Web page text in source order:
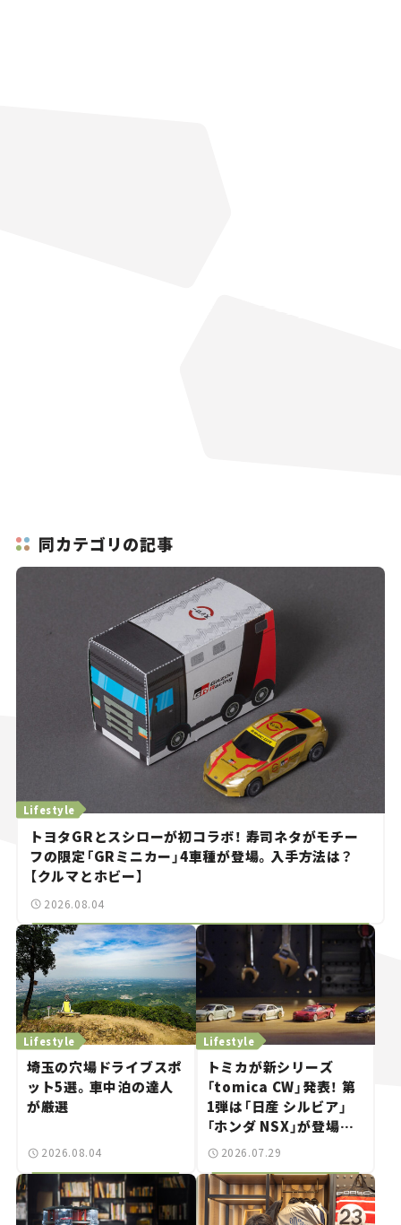
同カテゴリの記事
トヨタGRとスシローが初コラボ！ 寿司ネタがモチー
フの限定「GRミニカー」4車種が登場。入手方法は？
【クルマとホビー】
Lifestyle
2026.08.04
埼玉の穴場ドライブスポ
ット5選。車中泊の達人
が厳選
Lifestyle
2026.08.04
トミカが新シリーズ
「tomica CW」発表！ 第
1弾は「日産 シルビア」
「ホンダ NSX」が登場。
世界が注目す
とホビー】
Lifestyle
2026.07.29